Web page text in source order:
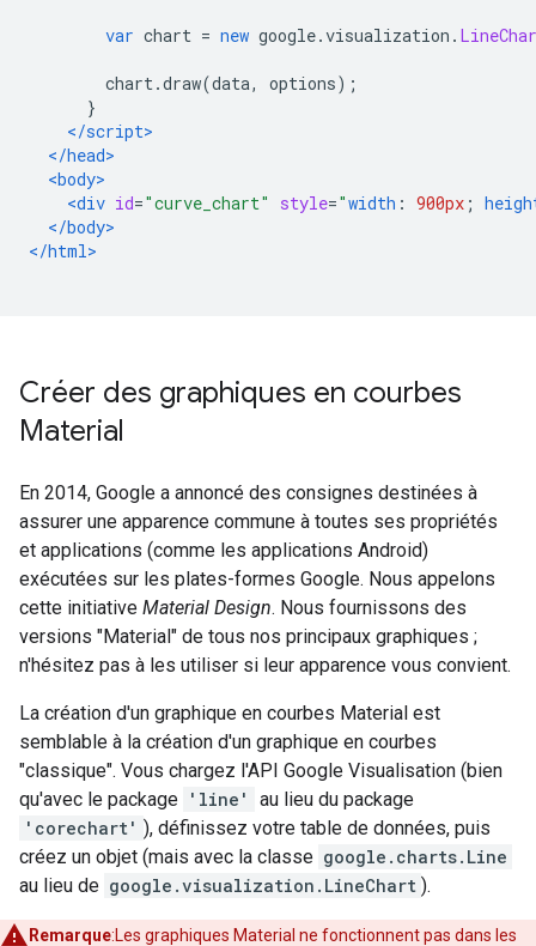
var chart = new google.visualization .
chart.draw(data, options);
}
</script>
</head>
<body>
<div id="curve_chart" style="width : 900px ;
</body>
</html>
Créer des graphiques en courbes
Material
En 2014, Google a annoncé des consignes destinées à
assurer une apparence commune à toutes ses propriétés
et applications (comme les applications Android)
exécutées sur les plates-formes Google. Nous appelons
cette initiative Material Design. Nous fournissons des
versions "Material" de tous nos principaux graphiques ;
n'hésitez pas à les utiliser si leur apparence vous convient.
La création d'un graphique en courbes Material est
semblable à la création d'un graphique en courbes
"classique". Vous chargez l'API Google Visualisation (bien
qu'avec le package 'line'
au lieu du package
'corechart' ), définissez votre table de données, puis
créez un objet (mais avec la classe google.charts.Line
au lieu de google.visualization.LineChart ).
Remarque:Les graphiques Material ne fonctionnent pas dans les